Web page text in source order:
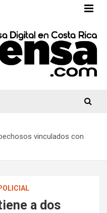
vinculados con
a dos